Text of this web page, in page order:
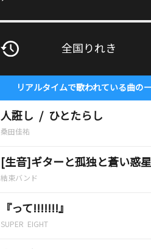
全国りれき
リアルタイムで歌われている曲の
人誑し / ひとたらし
桑田佳祐
[生音]ギターと孤独と蒼い惑星
結束バンド
『って!!!!!!!』
SUPER EIGHT